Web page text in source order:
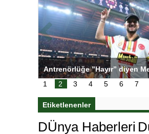
Antrenörlüğe ”Hayır” diyen
Galatasaray’dan bakın ne
1
2 3 4 5 6 7
Etiketlenenler
DÜnya Haberleri